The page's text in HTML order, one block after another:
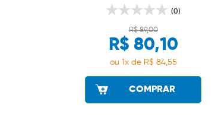
(0)
R$ 89,00
R$ 80,10
ou 1x de R$ 84,55
COMPRAR